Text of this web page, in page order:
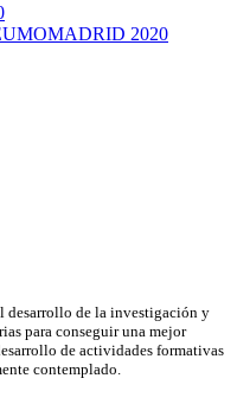
2020
desarrollo de la investigación y
para conseguir una mejor
de actividades formativas
contemplado.